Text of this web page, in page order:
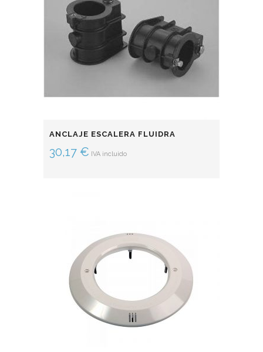
ANCLAJE ESCALERA FLUIDRA
30,17 € IVA incluido